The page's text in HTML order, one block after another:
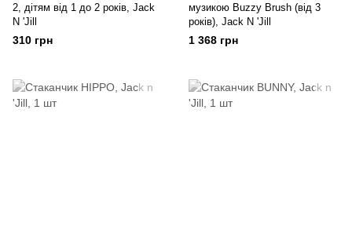
2, дітям від 1 до 2 років, Jack
N 'Jill
310 грн
музикою Buzzy Brush (від 3
років), Jack N 'Jill
1 368 грн